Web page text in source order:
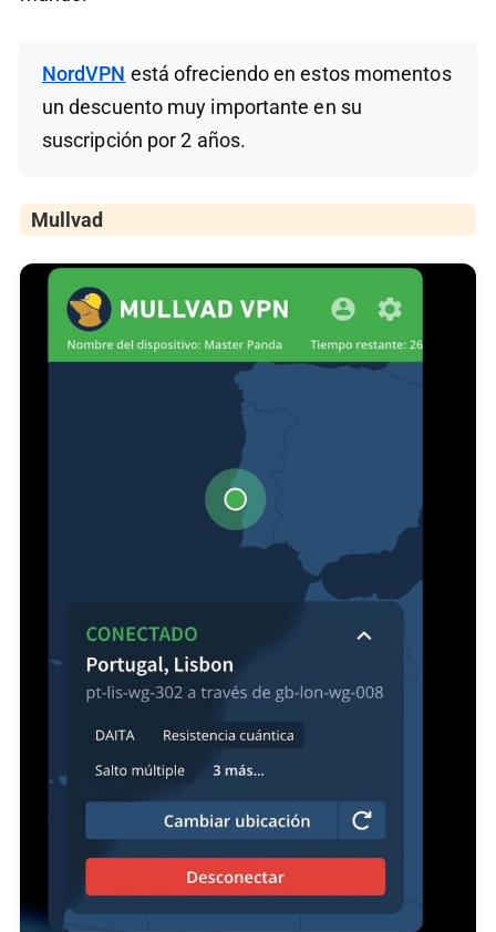
NordVPN está ofreciendo en estos momentos
un descuento muy importante en su
suscripción por 2 años.
Mullvad